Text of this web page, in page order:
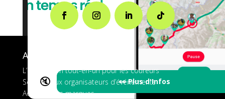
🔇 👀 Plus d'Infos
A propos de FMS
L’application tout-en-un pour les coureurs
Services aux organisateurs d’événements
Ads pour les marques